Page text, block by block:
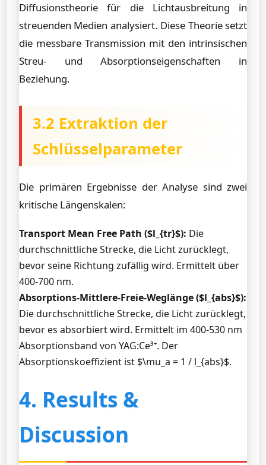
Diffusionstheorie für die Lichtausbreitung in
streuenden Medien analysiert. Diese Theorie setzt
die messbare Transmission mit den intrinsischen
Streu- und Absorptionseigenschaften in
Beziehung.
3.2 Extraktion der
Schlüsselparameter
Die primären Ergebnisse der Analyse sind zwei
kritische Längenskalen:
Transport Mean Free Path ($l_{tr}$): Die
durchschnittliche Strecke, die Licht zurücklegt,
bevor seine Richtung zufällig wird. Ermittelt über
400-700 nm.
Absorptions-Mittlere-Freie-Weglänge ($l_{abs}$):
Die durchschnittliche Strecke, die Licht zurücklegt,
bevor es absorbiert wird. Ermittelt im 400-530 nm
Absorptionsband von YAG:Ce³⁺. Der
Absorptionskoeffizient ist $\mu_a = 1 / l_{abs}$.
4. Results &
Discussion